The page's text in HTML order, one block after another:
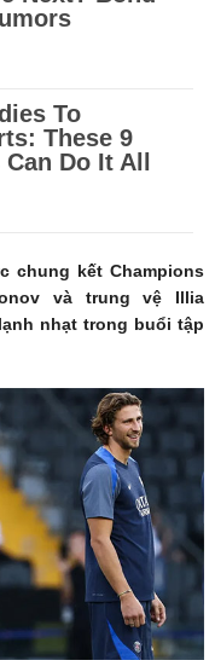
chung kết Champions
và trung vệ Illia
nhạt trong buổi tập